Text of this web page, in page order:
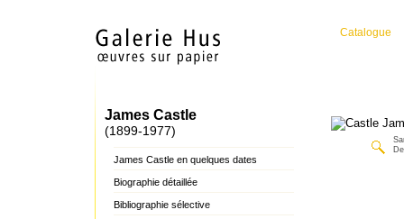
Catalogue
James Castle
(1899-1977)
James Castle en quelques dates
Biographie détaillée
Bibliographie sélective